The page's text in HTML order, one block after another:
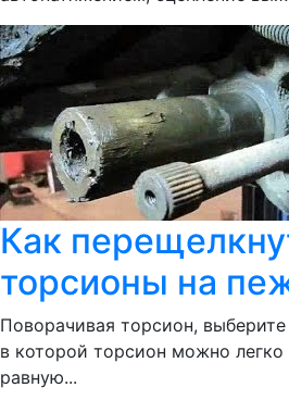
Как
торсионы на
Поворачивая торсион,
в которой торсион можно легко
равную...